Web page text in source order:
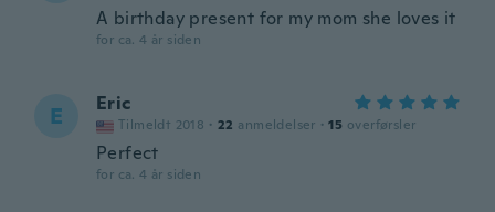
A birthday present for my mom she loves it
for ca. 4 år siden
E Eric
Tilmeldt 2018 · 22 anmeldelser · 15 overførsler
Perfect
for ca. 4 år siden